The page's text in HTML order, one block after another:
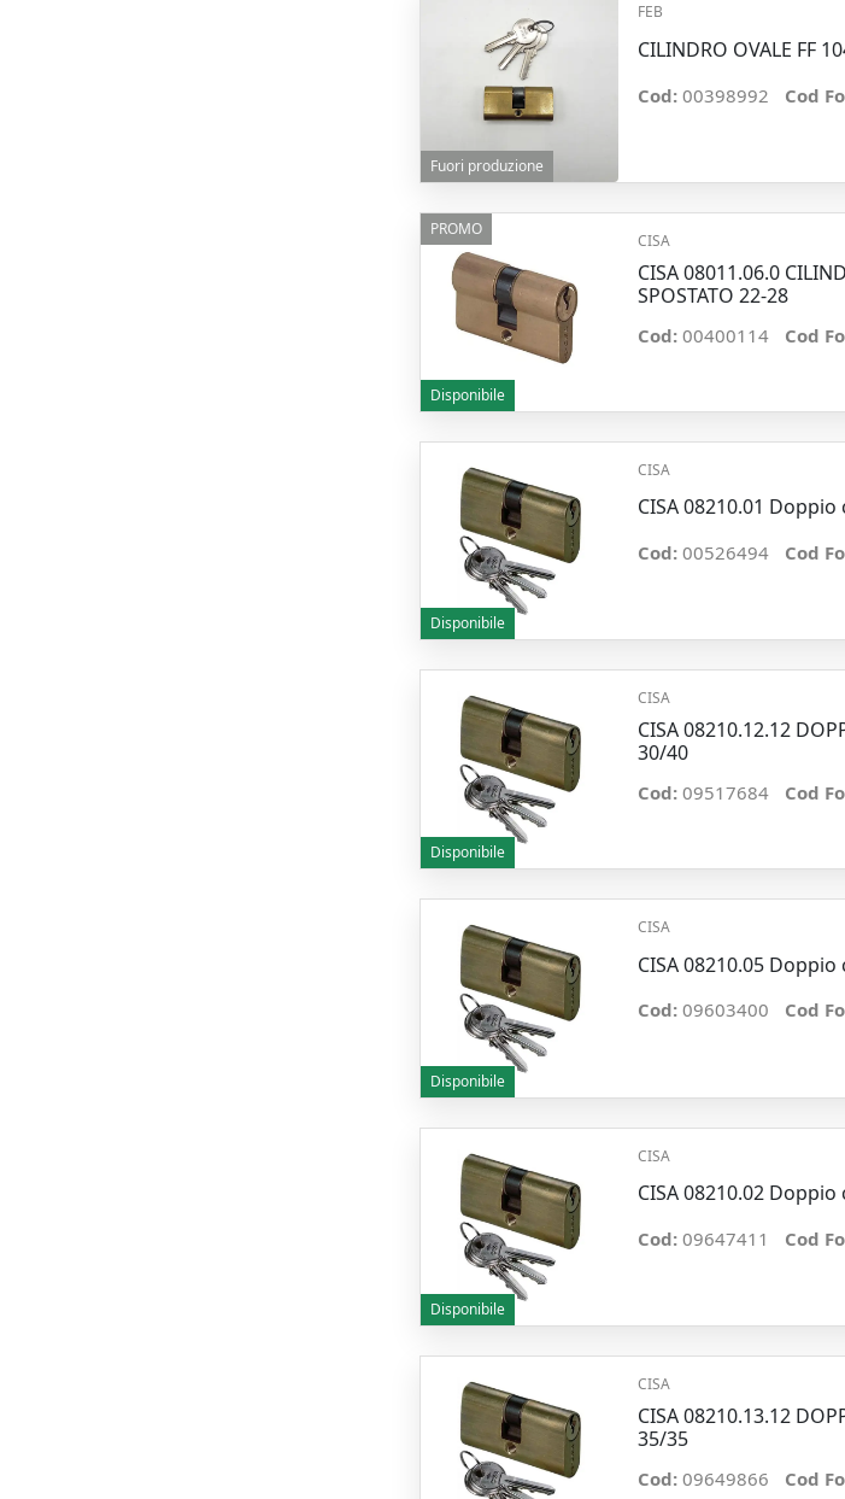
Fuori produzione
FEB
CILINDRO OVALE FF
Cod: 00398992 Cod
Disponibile
PROMO
CISA
CISA 08011.06.0
SPOSTATO 22-28
Cod: 00400114 Cod
Disponibile
CISA
CISA 08210.01
Cod: 00526494 Cod
Disponibile
CISA
CISA 08210.12.12
30/40
Cod: 09517684 Cod
Disponibile
CISA
CISA 08210.05
Cod: 09603400 Cod
Disponibile
CISA
CISA 08210.02
Cod: 09647411 Cod
CISA
CISA 08210.13.12
35/35
Cod: 09649866 Cod